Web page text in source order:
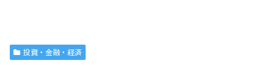
投資・金融・経済